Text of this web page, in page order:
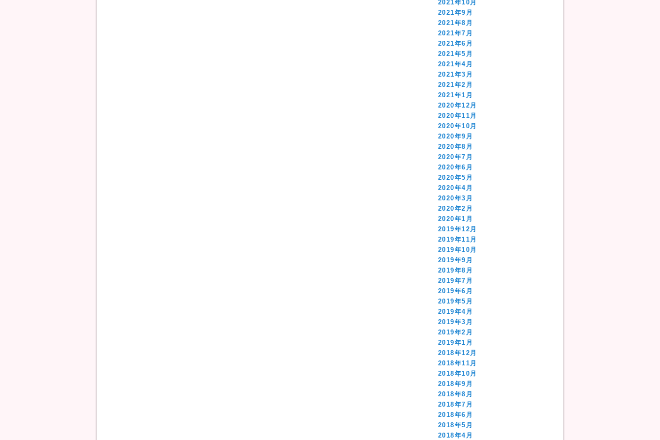
2021年10月
2021年9月
2021年8月
2021年7月
2021年6月
2021年5月
2021年4月
2021年3月
2021年2月
2021年1月
2020年12月
2020年11月
2020年10月
2020年9月
2020年8月
2020年7月
2020年6月
2020年5月
2020年4月
2020年3月
2020年2月
2020年1月
2019年12月
2019年11月
2019年10月
2019年9月
2019年8月
2019年7月
2019年6月
2019年5月
2019年4月
2019年3月
2019年2月
2019年1月
2018年12月
2018年11月
2018年10月
2018年9月
2018年8月
2018年7月
2018年6月
2018年5月
2018年4月